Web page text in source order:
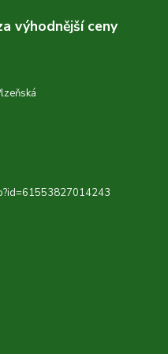
výhodnější ceny